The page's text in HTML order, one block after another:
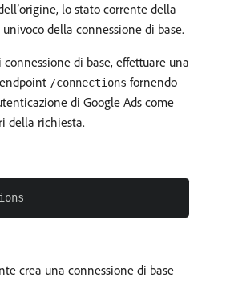
lo stato corrente della
univoco della connessione di base.
connessione di base, effettuare una
/connections fornendo
di Google Ads come
della richiesta.
crea una connessione di base